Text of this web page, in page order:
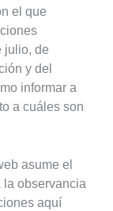
el que
julio, de
y del
informar a
a cuáles son
asume el
la observancia
aquí